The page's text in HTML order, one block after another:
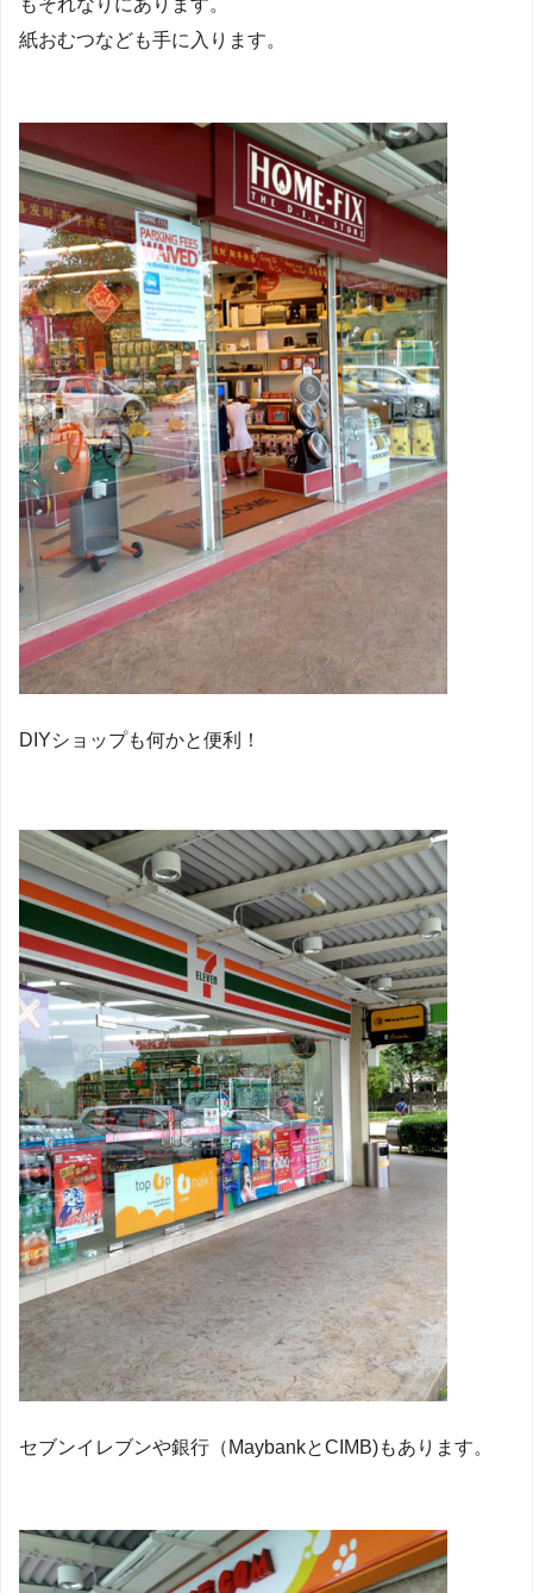
もそれなりにあります。
紙おむつなども手に入ります。
DIYショップも何かと便利！
セブンイレブンや銀行（MaybankとCIMB)もあります。